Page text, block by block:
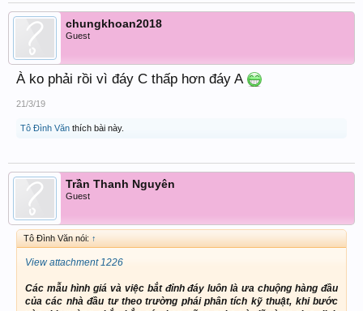
chungkhoan2018
Guest
À ko phải rồi vì đáy C thấp hơn đáy A
21/3/19
Tô Đình Văn thích bài này.
Trần Thanh Nguyên
Guest
Tô Đình Văn nói: ↑
View attachment 1226
Các mẫu hình giá và việc bắt đỉnh đáy luôn là ưa chuộng hàng đầu
của các nhà đầu tư theo trường phái phân tích kỹ thuật, khi bước